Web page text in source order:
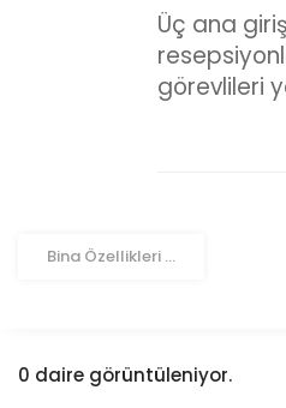
Üç ana
görevlileri
Bina Özellikleri ...
0 daire görüntüleniyor.